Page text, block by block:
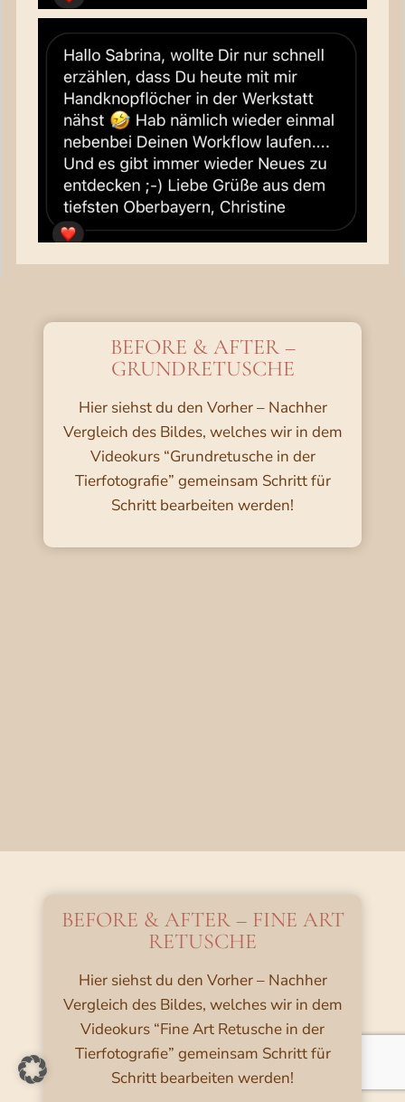
BEFORE & AFTER –
GRUNDRETUSCHE
Hier siehst du den Vorher – Nachher
Vergleich des Bildes, welches wir in dem
Videokurs “Grundretusche in der
Tierfotografie” gemeinsam Schritt für
Schritt bearbeiten werden!
BEFORE & AFTER – FINE ART
RETUSCHE
Hier siehst du den Vorher – Nachher
Vergleich des Bildes, welches wir in dem
Videokurs “Fine Art Retusche in der
Tierfotografie” gemeinsam Schritt für
Schritt bearbeiten werden!